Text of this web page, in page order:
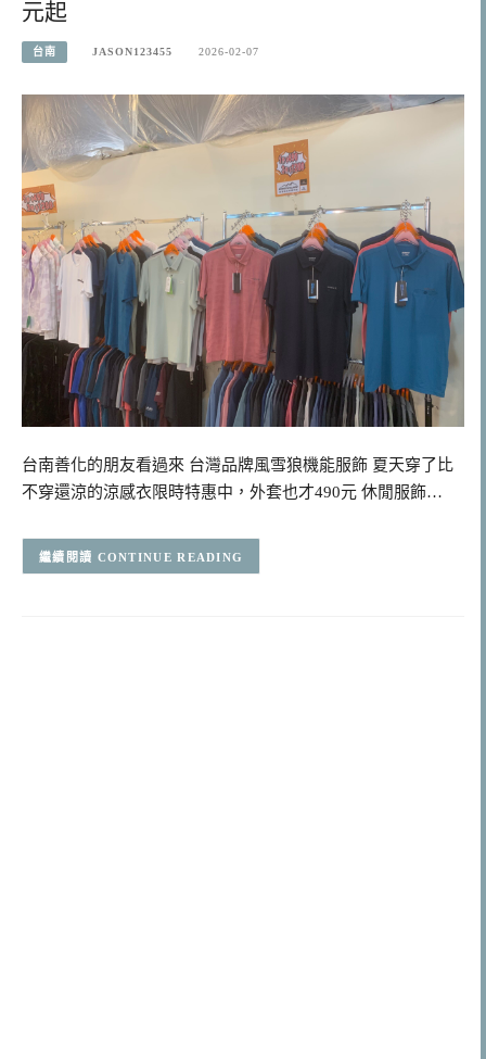
元起
台南 JASON123455 2026-02-07
台南善化的朋友看過來 台灣品牌風雪狼機能服飾 夏天穿了比
不穿還涼的涼感衣限時特惠中，外套也才490元 休閒服飾…
CONTINUE READING